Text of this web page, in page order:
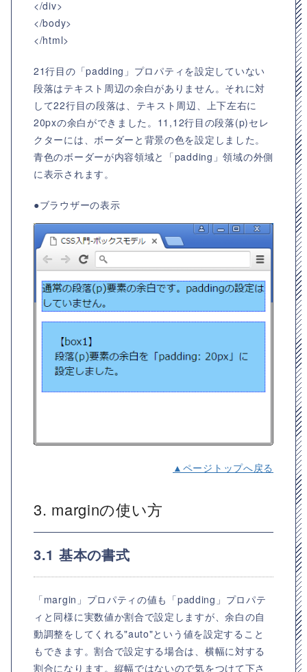
</div>
</body>
</html>
21行目の「padding」プロパティを設定していない
段落はテキスト周辺の余白がありません。それに対
して22行目の段落は、テキスト周辺、上下左右に
20pxの余白ができました。11,12行目の段落(p)セレ
クターには、ボーダーと背景の色を設定しました。
青色のボーダーが内容領域と「padding」領域の外側
に表示されます。
●ブラウザーの表示
▲ページトップへ戻る
3. marginの使い方
3.1 基本の書式
「margin」プロパティの値も「padding」プロパテ
ィと同様に実数値か割合で設定しますが、余白の自
動調整をしてくれる"auto"という値を設定すること
もできます。割合で設定する場合は、横幅に対する
割合になります。縦幅ではないので気をつけて下さ